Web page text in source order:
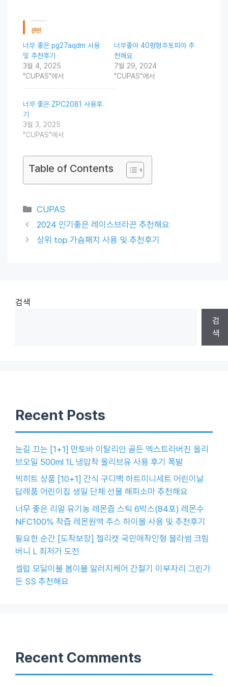
관련
너무 좋은 pg27aqdm 사용
및 추천후기
3월 4, 2025
"CUPAS"에서
너무좋아 40평형주토피아 추
천해요
7월 29, 2024
"CUPAS"에서
너무 좋은 ZPC2081 사용후
기
3월 3, 2025
"CUPAS"에서
Table of Contents
Categories
CUPAS
2024 인기좋은 레이스브라끈 추천해요
상위 top 가슴패치 사용 및 추천후기
검색
검
색
Recent Posts
눈길 끄는 [1+1] 만토바 이탈리안 골든 엑스트라버진 올리
브오일 500ml 1L 냉압착 올리브유 사용 후기 폭발
빅히트 상품 [10+1] 간식 구디백 하트미니세트 어린이날
답례품 어린이집 생일 단체 선물 해피소마 추천해요
너무 좋은 리얼 유기농 레몬즙 스틱 6박스(84포) 레몬수
NFC100% 착즙 레몬원액 주스 하이볼 사용 및 추천후기
필요한 순간 [도착보장] 젤리캣 국민애착인형 블라썸 크림
버니 L 최저가 도전
셀럽 모달이불 봄이불 알러지케어 간절기 이부자리 그린가
든 SS 추천해요
Recent Comments